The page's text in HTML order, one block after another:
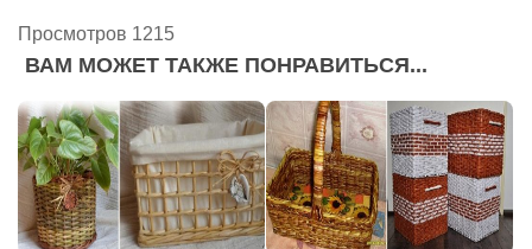
Просмотров 1215
ВАМ МОЖЕТ ТАКЖЕ ПОНРАВИТЬСЯ...